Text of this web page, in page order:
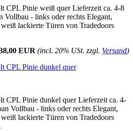
CPL Pinie weiß quer Lieferzeit ca. 4-8
Vollbau - links oder rechts Elegant,
lackierte Türen von Tradedoors
EUR (incl. 20% USt. zzgl. Versand)
CPL Pinie dunkel quer
CPL Pinie dunkel quer Lieferzeit ca. 4-
Vollbau - links oder rechts Elegant,
lackierte Türen von Tradedoors